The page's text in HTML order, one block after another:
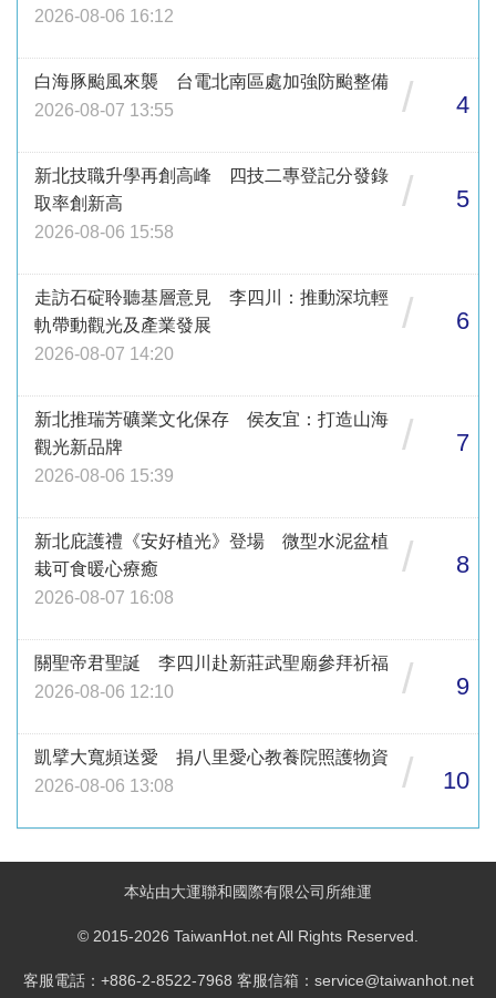
2026-08-06 16:12
白海豚颱風來襲 台電北南區處加強防颱整備
2026-08-07 13:55
/ 4
新北技職升學再創高峰 四技二專登記分發錄
取率創新高
2026-08-06 15:58
/ 5
走訪石碇聆聽基層意見 李四川：推動深坑輕
軌帶動觀光及產業發展
2026-08-07 14:20
/ 6
新北推瑞芳礦業文化保存 侯友宜：打造山海
觀光新品牌
2026-08-06 15:39
/ 7
新北庇護禮《安好植光》登場 微型水泥盆植
栽可食暖心療癒
2026-08-07 16:08
/ 8
關聖帝君聖誕 李四川赴新莊武聖廟參拜祈福
2026-08-06 12:10
/ 9
凱擘大寬頻送愛 捐八里愛心教養院照護物資
2026-08-06 13:08
/ 10
本站由大運聯和國際有限公司所維運
© 2015-2026 TaiwanHot.net All Rights Reserved.
客服電話：+886-2-8522-7968 客服信箱：service@taiwanhot.net